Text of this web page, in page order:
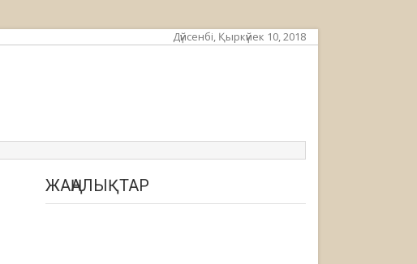
Дүйсенбі, Қыркүйек 10, 2018
ЖАҢАЛЫҚТАР